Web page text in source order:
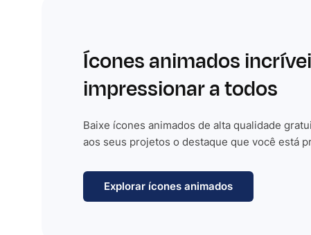
Ícones animados
impressionar a todos
Baixe ícones animados de alta qualidade
aos seus projetos o destaque que você está
Explorar ícones animados